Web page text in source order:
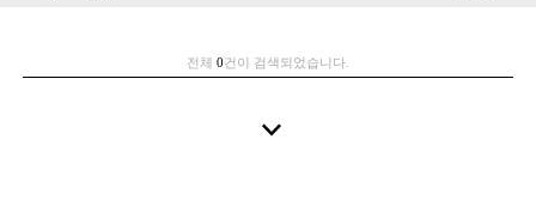
전체 0건이 검색되었습니다.